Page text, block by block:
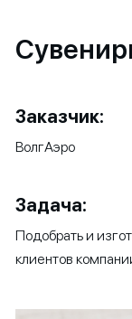
Заказчик:
ВолгАэро
Задача:
Подобрать и
клиентов